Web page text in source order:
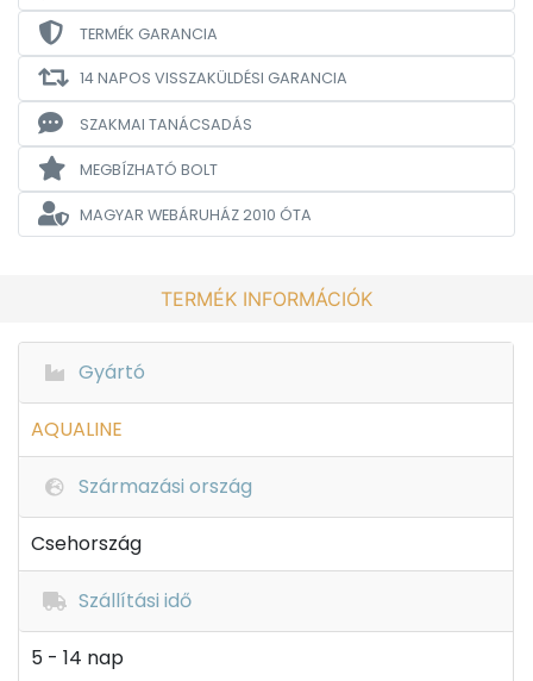
TERMÉK GARANCIA
14 NAPOS VISSZAKÜLDÉSI GARANCIA
SZAKMAI TANÁCSADÁS
MEGBÍZHATÓ BOLT
MAGYAR WEBÁRUHÁZ2010 ÓTA
TERMÉK INFORMÁCIÓK
Gyártó
AQUALINE
Származási ország
Csehország
Szállítási idő
5 - 14 nap